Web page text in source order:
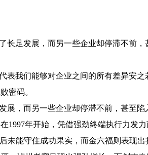
足发展，而另一些企业却停滞不前
我们能够对企业之间的所有差异安
密码。
展，而另一些企业却停滞不前，甚至
年开始，凭借强劲终端执行力发
未能守住成功果实，而金六福则表现